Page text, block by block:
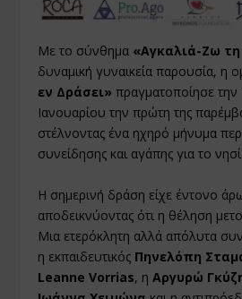
Με το σύνθημα «Αγκαλιά-Ζω
δυναμική γυναικεία παρουσία, η
εν Δράσει» πραγματοποίησε την
Ιανουαρίου την πρώτη της
στέλνοντας ένα ηχηρό μήνυμα
συνείδησης και αγάπης για το νησί.
Η σημερινή δράση είχε έντονο
αποδεικνύοντας ότι η θέληση
Μια ετερόκλητη αλλά απόλυτα
η εκπαιδευτικός Πηνελόπη
Leanne Vorrias, ηΑργυρώ